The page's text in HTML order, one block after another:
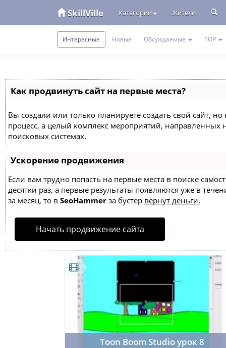
SkillVille Категории Жители
Интересные Новые Обсуждаемые TOP
Как продвинуть сайт на первые места?
Вы создали или только планируете создать свой сайт,
процесс, а целый комплекс мероприятий,
поисковых системах.
Ускорение продвижения
Если вам трудно попасть на первые места в поиске
десятки раз, а первые результаты появляются уже в
за месяц, то в SeoHammer за бустер вернут деньги.
Начать продвижение сайта
Toon Boom Studio урок 8